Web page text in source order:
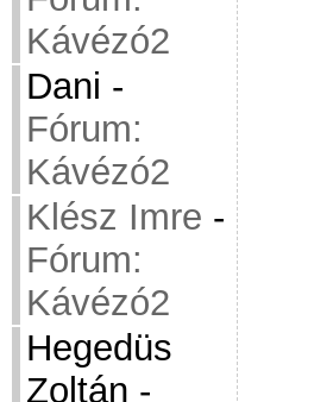
Kávézó2
Dani -
Fórum:
Kávézó2
Klész Imre -
Fórum:
Kávézó2
Hegedüs
Zoltán -